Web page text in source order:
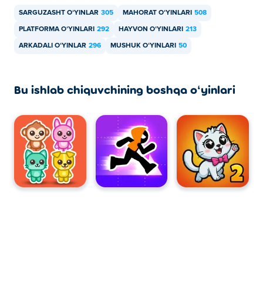
SARGUZASHT OʻYINLAR 305 MAHORAT OʻYINLARI 508
PLATFORMA OʻYINLARI 292 HAYVON OʻYINLARI 213
ARKADALI OʻYINLAR 296 MUSHUK OʻYINLARI 50
Bu ishlab chiquvchining boshqa oʻyinlari